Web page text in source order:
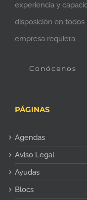
experiencia y
disposición en
empresa requiera.
Conócenos
PÁGINAS
Agendas
Aviso Legal
Ayudas
Blocs